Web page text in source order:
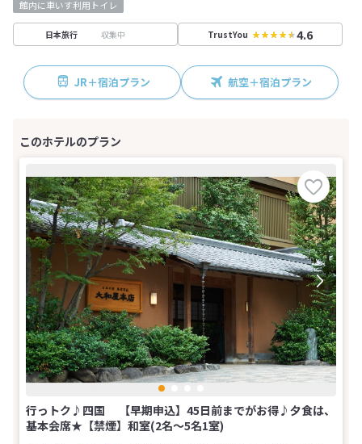
館内に車いす利用トイレ
日本旅行 収集中 TrustYou 4.6
JR＋宿泊プラン 航空＋宿泊プラン
行っトク♪四国 【早期申込】45日前までがお得♪夕食は、
基本会席★【禁煙】和室(2名～5名1室)